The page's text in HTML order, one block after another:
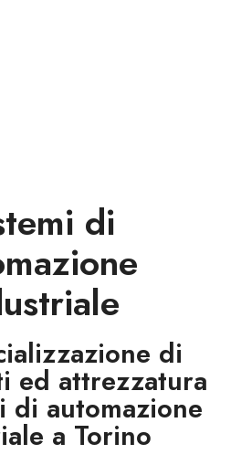
di
di
ed attrezzatura
di automazione
a Torino